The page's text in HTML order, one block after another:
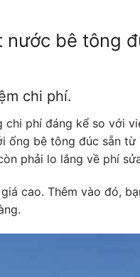
bê tông
chi phí.
chi phí đáng kể so với
ống bê tông đúc sẵn từ
phải lo lắng về phí
cao. Thêm vào đó,